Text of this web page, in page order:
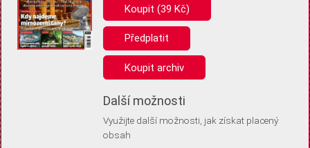
Pro základní fungování webu nepotřebujeme ukládat žádné informace
(tzv. cookies apod.). Rádi bychom vás ale požádali o souhlas s
uložením volitelných informací:
Anonymní unikátní ID
Díky němu příště poznáme, že se jedná o stejné zařízení, a
Identifikátor je zcela anonymní.
Vaše souhlasy a odmítnutí si ukládáme do vašeho zařízení, abychom se
vás už příště znovu neptali. Můžete je kdykoli později upravit ve Správě
Koupit (39 Kč)
Předplatit
Koupit archiv
Další možnosti
Využijte další možnosti, jak získat placený
obsah